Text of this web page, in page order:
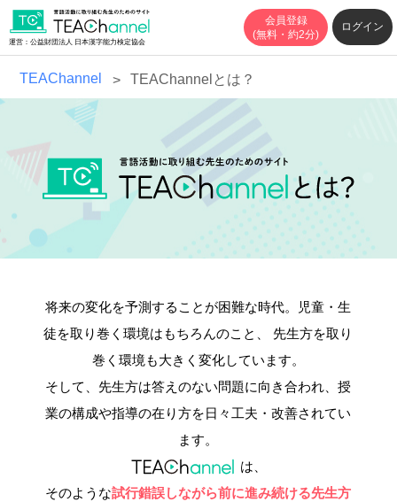
運営：公益財団法人 日本漢字能力検定協会
会員登録
(無料・約2分)
ログイン
TEAChannel TEAChannelとは？
将来の変化を予測することが困難な時代。児童・生
徒を取り巻く環境はもちろんのこと、
先生方を取り
巻く環境も大きく変化しています。
そして、先生方は答えのない問題に向き合われ、授
業の構成や指導の在り方を日々工夫・改善されてい
ます。
は、
そのような試行錯誤しながら前に進み続ける先生方